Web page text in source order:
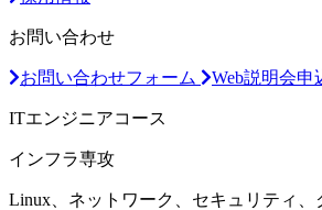
お問い合わせ
お問い合わせフォーム Web説明会申
ITエンジニアコース
インフラ専攻
Linux、ネットワーク、セキュリティ、